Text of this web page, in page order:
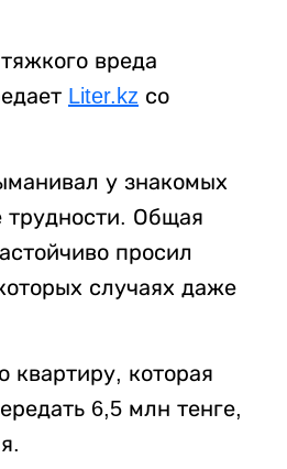
вреда
Liter.kz со
у знакомых
трудности. Общая
просил
случаях даже
которая
6,5 млн тенге,